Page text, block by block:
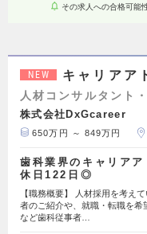
その求人への合格可能
NEW キャリアア
人材コンサルタント
株式会社DxGcareer
650万円 ～ 849万円
歯科業界のキャリア
休日122日◎
【職務概要】 人材採用を考え
者のご紹介や、就職・転職を希
など歯科従事者…